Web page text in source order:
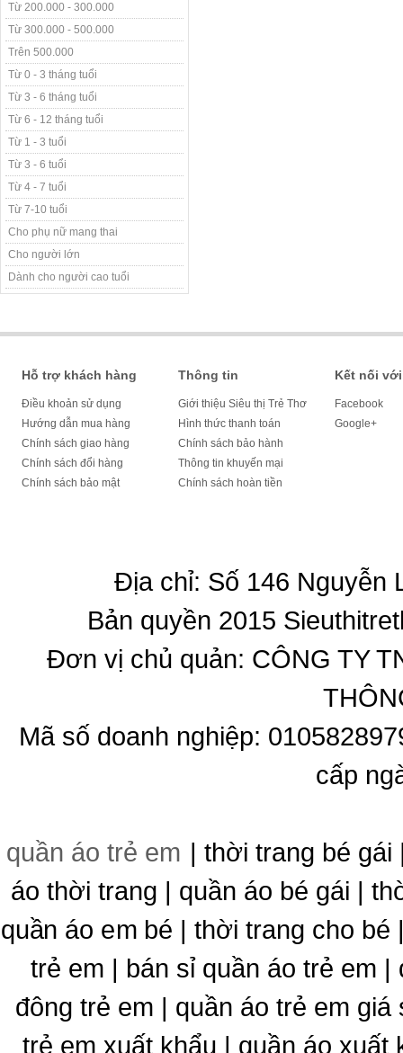
Từ 200.000 - 300.000
Từ 300.000 - 500.000
Trên 500.000
Từ 0 - 3 tháng tuổi
Từ 3 - 6 tháng tuổi
Từ 6 - 12 tháng tuổi
Từ 1 - 3 tuổi
Từ 3 - 6 tuổi
Từ 4 - 7 tuổi
Từ 7-10 tuổi
Cho phụ nữ mang thai
Cho người lớn
Dành cho người cao tuổi
Hỗ trợ khách hàng
Điều khoản sử dụng
Hướng dẫn mua hàng
Chính sách giao hàng
Chính sách đổi hàng
Chính sách bảo mật
Thông tin
Giới thiệu Siêu thị Trẻ Thơ
Hình thức thanh toán
Chính sách bảo hành
Thông tin khuyến mại
Chính sách hoàn tiền
Kết nối
Facebook
Google+
Địa chỉ: Số 146 Nguyễn
Bản quyền 2015
Đơn vị chủ quản: CÔNG TY
Mã số doanh nghiệp:
cấp
quần áo trẻ em | thời trang bé gái
áo thời trang | quần áo bé gái |
quần áo em bé | thời trang cho
trẻ em | bán sỉ quần áo trẻ em
đông trẻ em | quần áo trẻ em
trẻ em xuất khẩu | quần áo xuất